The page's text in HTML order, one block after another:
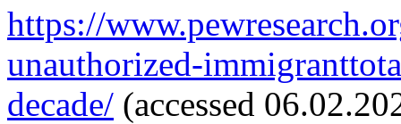
https://
unauthorized-
decade/ (accessed